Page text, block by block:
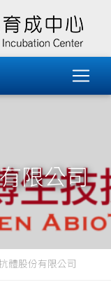
限公司
體股份有限公司